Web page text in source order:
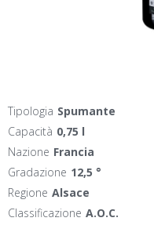
Tipologia Spumante
Capacità 0,75 l
Nazione Francia
Gradazione 12,5 °
Regione Alsace
Classificazione A.O.C.